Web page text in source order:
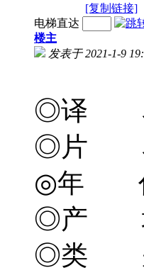
[复制链接]
电梯直达
楼主
发表于 2021-1-9
◎译 名
◎片 名
◎年
◎产
◎类